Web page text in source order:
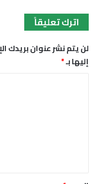
اترك تعليقاً
لن يتم نشر عنوان بريدك
إليها بـ*